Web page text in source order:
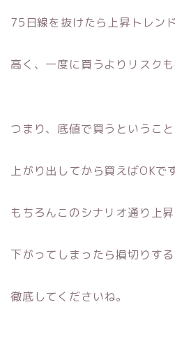
75日線を抜けたら上昇トレン
高く、一度に買うよりリスクも
つまり、底値で買うということ
上がり出してから買えばOKです
もちろんこのシナリオ通り上昇
下がってしまったら損切りす
徹底してくださいね。